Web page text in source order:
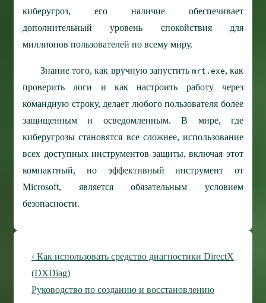
киберугроз, его наличие обеспечивает
дополнительный уровень спокойствия для
миллионов пользователей по всему миру.
Знание того, как вручную запустить mrt.exe, как
проверить логи и как настроить работу через
командную строку, делает любого пользователя более
защищенным и осведомленным. В мире, где
киберугрозы становятся все сложнее, использование
всех доступных инструментов защиты, включая этот
компактный, но эффективный инструмент от
Microsoft, является обязательным условием
безопасности.
Навигация
по
записям
Предыдущая
запись
‹ Как использовать средство диагностики DirectX
(DXDiag)
Следующая
Руководство по созданию и восстановлению